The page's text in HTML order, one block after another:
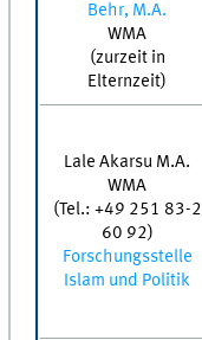
Behr, M.A.
WMA
(zurzeit in
Elternzeit)
Lale Akarsu M.A.
WMA
(Tel.: +49 251 83-2
60 92)
Forschungsstelle
Islam und Politik